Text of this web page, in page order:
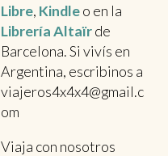
Libre, Kindleo en la
Librería Altaïrde
Barcelona. Si vivís en
Argentina, escribinos a
viajeros4x4x4@gmail.c
om
Viaja con nosotros